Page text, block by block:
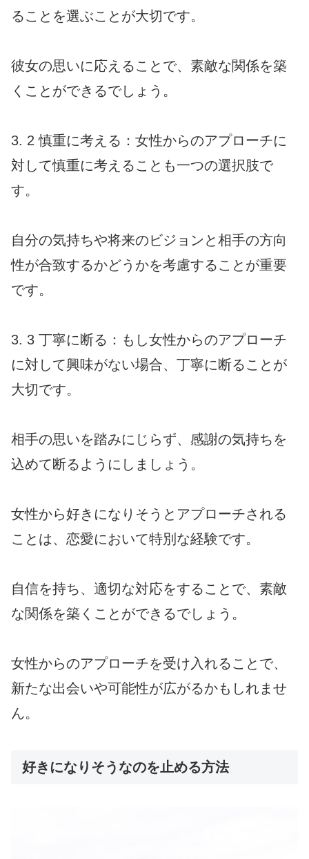
ることを選ぶことが大切です。
彼女の思いに応えることで、素敵な関係を築
くことができるでしょう。
3. 2 慎重に考える：女性からのアプローチに
対して慎重に考えることも一つの選択肢で
す。
自分の気持ちや将来のビジョンと相手の方向
性が合致するかどうかを考慮することが重要
です。
3. 3 丁寧に断る：もし女性からのアプローチ
に対して興味がない場合、丁寧に断ることが
大切です。
相手の思いを踏みにじらず、感謝の気持ちを
込めて断るようにしましょう。
女性から好きになりそうとアプローチされる
ことは、恋愛において特別な経験です。
自信を持ち、適切な対応をすることで、素敵
な関係を築くことができるでしょう。
女性からのアプローチを受け入れることで、
新たな出会いや可能性が広がるかもしれませ
ん。
好きになりそうなのを止める方法